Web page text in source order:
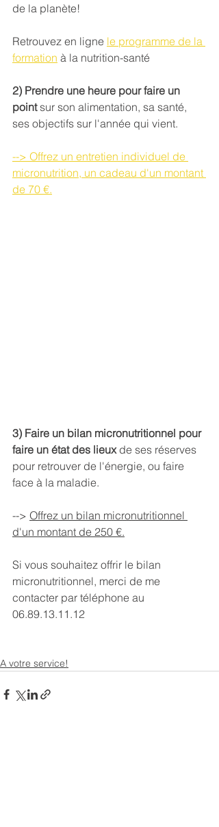
de la planète!
Retrouvez en ligne le programme de la
formation à la nutrition-santé
2) Prendre une heure pour faire un
point sur son alimentation, sa santé,
ses objectifs sur l'année qui vient.
--> Offrez un entretien individuel de
micronutrition, un cadeau d'un montant
de 70 €.
3) Faire un bilan micronutritionnel pour
faire un état des lieux de ses réserves
pour retrouver de l'énergie, ou faire
face à la maladie.
--> Offrez un bilan micronutritionnel
d'un montant de 250 €.
Si vous souhaitez offrir le bilan
micronutritionnel, merci de me
contacter par téléphone au
06.89.13.11.12
A votre service!